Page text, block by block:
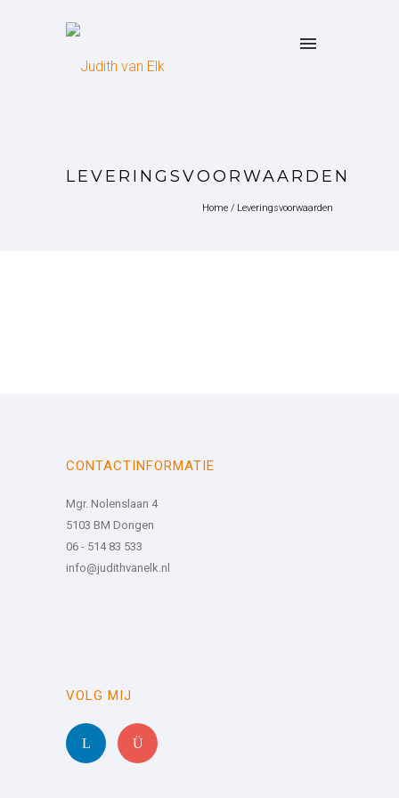
LEVERINGSVOORWAARDEN
Home / Leveringsvoorwaarden
CONTACTINFORMATIE
Mgr. Nolenslaan 4
5103 BM Dongen
06 - 514 83 533
info@judithvanelk.nl
VOLG MIJ